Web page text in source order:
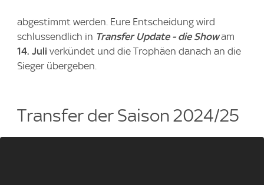
abgestimmt werden. Eure Entscheidung wird
schlussendlich in Transfer Update - die Showam
14. Juli verkündet und die Trophäen danach an die
Sieger übergeben.
Transfer der Saison 2024/25